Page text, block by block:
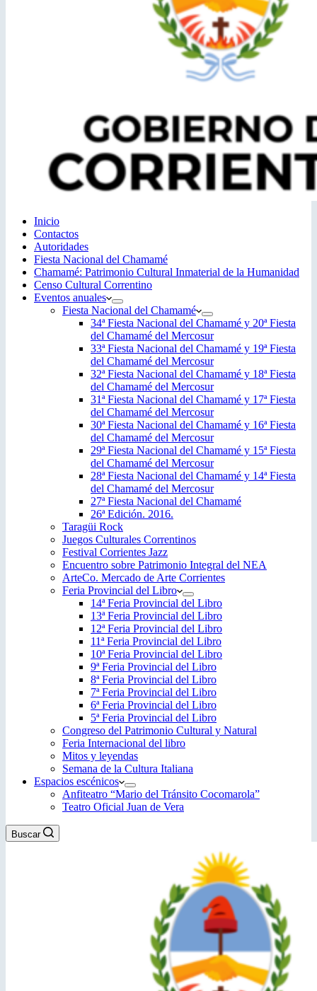
Inicio
Contactos
Autoridades
Fiesta Nacional del Chamamé
Chamamé: Patrimonio Cultural Inmaterial de la Humanidad
Censo Cultural Correntino
Eventos anuales
Fiesta Nacional del Chamamé
34ª Fiesta Nacional del Chamamé y 20ª Fiesta
del Chamamé del Mercosur
33ª Fiesta Nacional del Chamamé y 19ª Fiesta
del Chamamé del Mercosur
32ª Fiesta Nacional del Chamamé y 18ª Fiesta
del Chamamé del Mercosur
31ª Fiesta Nacional del Chamamé y 17ª Fiesta
del Chamamé del Mercosur
30ª Fiesta Nacional del Chamamé y 16ª Fiesta
del Chamamé del Mercosur
29ª Fiesta Nacional del Chamamé y 15ª Fiesta
del Chamamé del Mercosur
28ª Fiesta Nacional del Chamamé y 14ª Fiesta
del Chamamé del Mercosur
27ª Fiesta Nacional del Chamamé
26ª Edición. 2016.
Taragüi Rock
Juegos Culturales Correntinos
Festival Corrientes Jazz
Encuentro sobre Patrimonio Integral del NEA
ArteCo. Mercado de Arte Corrientes
Feria Provincial del Libro
14ª Feria Provincial del Libro
13ª Feria Provincial del Libro
12ª Feria Provincial del Libro
11ª Feria Provincial del Libro
10ª Feria Provincial del Libro
9ª Feria Provincial del Libro
8ª Feria Provincial del Libro
7ª Feria Provincial del Libro
6ª Feria Provincial del Libro
5ª Feria Provincial del Libro
Congreso del Patrimonio Cultural y Natural
Feria Internacional del libro
Mitos y leyendas
Semana de la Cultura Italiana
Espacios escénicos
Anfiteatro “Mario del Tránsito Cocomarola”
Teatro Oficial Juan de Vera
Buscar